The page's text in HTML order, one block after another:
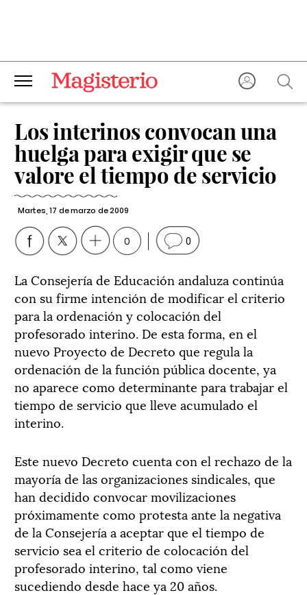
Los interinos convocan una
huelga para exigir que se
valore el tiempo de servicio
Martes, 17 de marzo de 2009
0 0
La Consejería de Educación andaluza continúa
con su firme intención de modificar el criterio
para la ordenación y colocación del
profesorado interino. De esta forma, en el
nuevo Proyecto de Decreto que regula la
ordenación de la función pública docente, ya
no aparece como determinante para trabajar el
tiempo de servicio que lleve acumulado el
interino.
Este nuevo Decreto cuenta con el rechazo de la
mayoría de las organizaciones sindicales, que
han decidido convocar movilizaciones
próximamente como protesta ante la negativa
de la Consejería a aceptar que el tiempo de
servicio sea el criterio de colocación del
profesorado interino, tal como viene
sucediendo desde hace ya 20 años.